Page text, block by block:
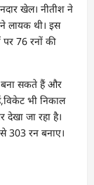
खेल। नीतीश ने
लायक थी। इस
पर 76 रनों की
बना सकते हैं और
भी निकाल
देखा जा रहा है।
303 रन बनाए।